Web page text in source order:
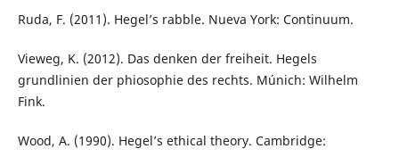
Ruda, F. (2011). Hegel’s rabble. Nueva York: Continuum.
Vieweg, K. (2012). Das denken der freiheit. Hegels
grundlinien der phiosophie des rechts. Múnich: Wilhelm
Fink.
Wood, A. (1990). Hegel’s ethical theory. Cambridge: